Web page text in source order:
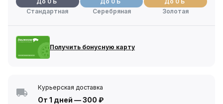
Стандартная
Серебряная
Золотая
Получить бонусную карту
Курьерская доставка
От 1 дней —300 ₽